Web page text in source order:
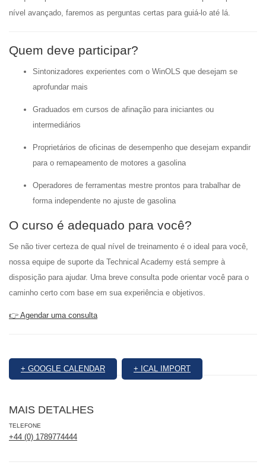
nível avançado, faremos as perguntas certas para guiá-lo até lá.
Quem deve participar?
Sintonizadores experientes com o WinOLS que desejam se
aprofundar mais
Graduados em cursos de afinação para iniciantes ou
intermediários
Proprietários de oficinas de desempenho que desejam expandir
para o remapeamento de motores a gasolina
Operadores de ferramentas mestre prontos para trabalhar de
forma independente no ajuste de gasolina
O curso é adequado para você?
Se não tiver certeza de qual nível de treinamento é o ideal para você,
nossa equipe de suporte da Technical Academy está sempre à
disposição para ajudar. Uma breve consulta pode orientar você para o
caminho certo com base em sua experiência e objetivos.
👉 Agendar uma consulta
+ GOOGLE CALENDAR + ICAL IMPORT
MAIS DETALHES
TELEFONE
+44 (0) 1789774444